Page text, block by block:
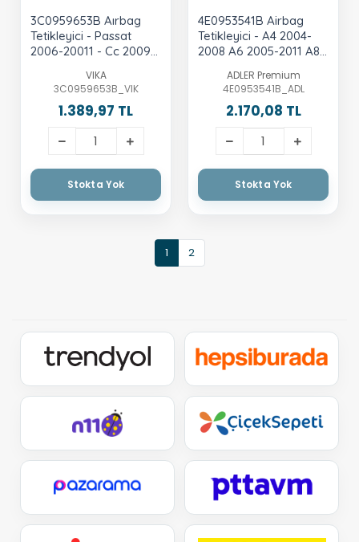
3C0959653B Aırbag
Tetikleyici - Passat
2006-20011 - Cc 2009-
VIKA
3C0959653B_VIK
1.389,97 TL
Stokta Yok
4E0953541B Airbag
Tetikleyici - A4 2004-
2008 A6 2005-2011 A8
2007-2015
ADLER Premium
4E0953541B_ADL
2.170,08 TL
Stokta Yok
1 2